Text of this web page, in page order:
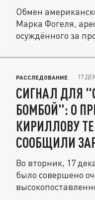
Обмен
Марка Фогеля,
осуждённого за
РАССЛЕДОВАНИЕ 17
СИГНАЛ ДЛЯ
БОМБОЙ": О
КИРИЛЛОВУ
СООБЩИЛИ
Во вторник, 17
было совершено